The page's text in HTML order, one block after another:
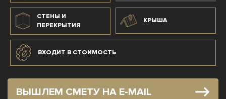
СТЕНЫ И
ПЕРЕКРЫТИЯ
КРЫША
ВХОДИТ В СТОИМОСТЬ
ВЫШЛЕМ СМЕТУ НА E-MAIL